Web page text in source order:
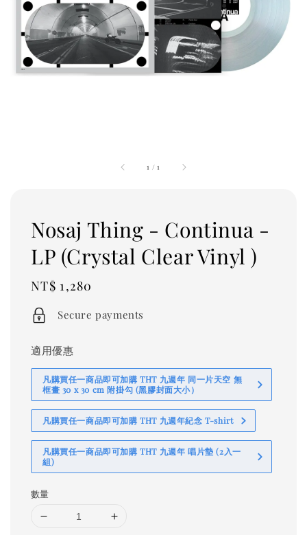
1 /1
Nosaj Thing - Continua -
LP (Crystal Clear Vinyl )
Regular
price
NT$ 1,280
Secure payments
適用優惠
凡購買任一商品即可加購 THT 九週年 同一片天空 無
框畫 30 x 30 cm 附掛勾 (黑膠封面大小）
凡購買任一商品即可加購 THT 九週年紀念 T-shirt
凡購買任一商品即可加購 THT 九週年 唱片墊 (2入一
組)
數量